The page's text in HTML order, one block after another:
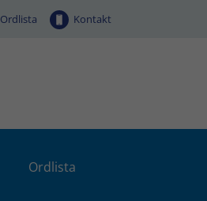
Ordlista Kontakt
Ordlista